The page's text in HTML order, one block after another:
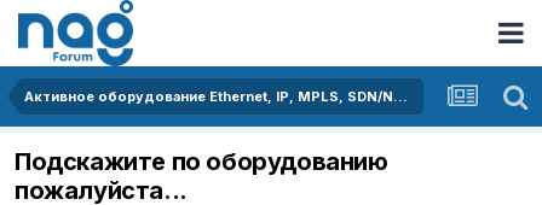
Активное оборудование Ethernet, IP, MPLS, SDN/NFV...
Подскажите по оборудованию
пожалуйста...